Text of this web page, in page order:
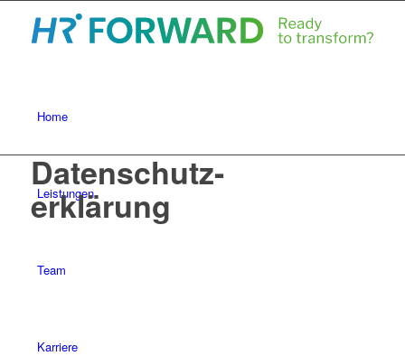
Home
Leistungen
Team
Karriere
Datenschutz-
erklärung